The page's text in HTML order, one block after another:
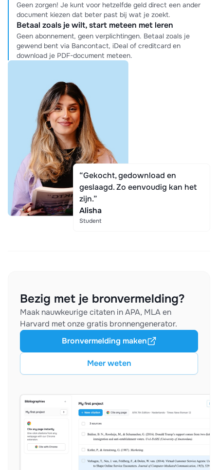
Geen zorgen! Je kunt voor hetzelfde geld direct een ander
document kiezen dat beter past bij wat je zoekt.
Betaal zoals je wilt, start meteen met leren
Geen abonnement, geen verplichtingen. Betaal zoals je
gewend bent via Bancontact, iDeal of creditcard en
download je PDF-document meteen.
“Gekocht, gedownload en
geslaagd. Zo eenvoudig kan het
zijn.”
Alisha
Student
Bezig met je bronvermelding?
Maak nauwkeurige citaten in APA, MLA en
Harvard met onze gratis bronnengenerator.
Meer weten
Bronvermelding maken